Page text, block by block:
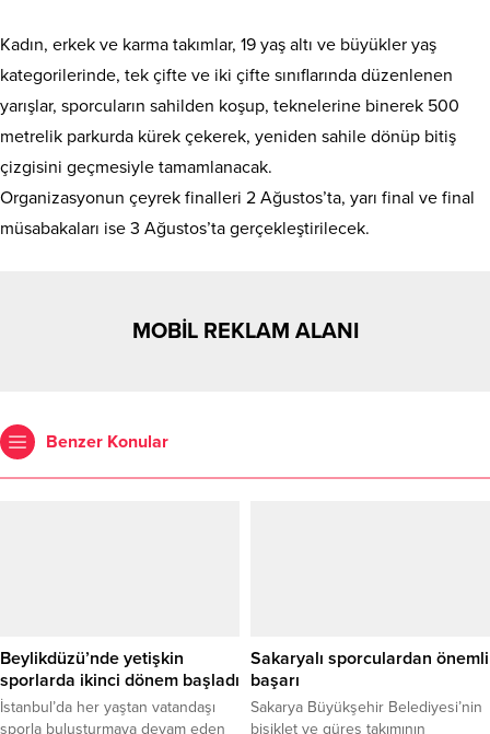
Kadın, erkek ve karma takımlar, 19 yaş altı ve büyükler yaş
kategorilerinde, tek çifte ve iki çifte sınıflarında düzenlenen
yarışlar, sporcuların sahilden koşup, teknelerine binerek 500
metrelik parkurda kürek çekerek, yeniden sahile dönüp bitiş
çizgisini geçmesiyle tamamlanacak.
Organizasyonun çeyrek finalleri 2 Ağustos’ta, yarı final ve final
müsabakaları ise 3 Ağustos’ta gerçekleştirilecek.
MOBİL REKLAM ALANI
Benzer Konular
Beylikdüzü’nde yetişkin
sporlarda ikinci dönem başladı
İstanbul’da her yaştan vatandaşı
sporla buluşturmaya devam eden
Sakaryalı sporculardan önemli
başarı
Sakarya Büyükşehir Belediyesi’nin
bisiklet ve güreş takımının